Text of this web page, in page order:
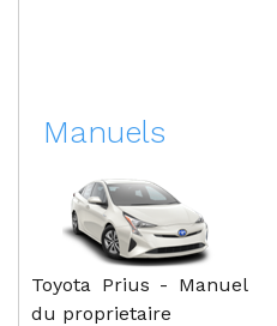
Manuels
Toyota Prius - Manuel
du proprietaire